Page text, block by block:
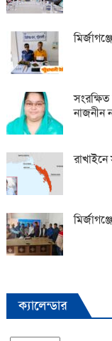
নাজনীন
ক্যালেন্ডার